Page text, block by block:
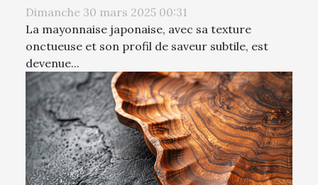
Dimanche 30 mars 2025 00:31
La mayonnaise japonaise, avec sa texture
onctueuse et son profil de saveur subtile, est
devenue...